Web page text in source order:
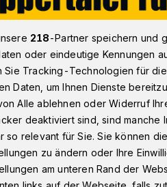
Kosaken: Solidarität mit
218-Partner speichern und
oder eindeutige Kennungen
Sie Tracking-Technologien für
Daten, um Ihnen Dienste
Alle ablehnen oder Widerruf
deaktiviert sind, sind manche
so relevant für Sie. Sie können
zu ändern oder Ihre
am unteren Rand der